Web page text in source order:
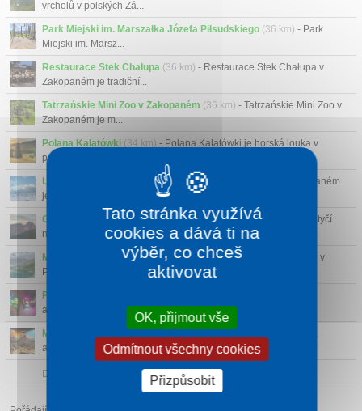
vrcholů v polských Zá...
Park Miejski im. Marszałka Józefa Piłsudskiego (36 km) - Park
Miejski im. Marsz...
Restaurace Stek Chałupa (36 km) - Restaurace Stek Chałupa v
Zakopaném je tradiční...
Tatrzańskie Mini Zoo v Zakopaném (36 km) - Tatrzańskie Mini Zoo v
Zakopaném je m...
Polana Kalatówki (34 km) - Polana Kalatówki je horská louka v
polských Tatrách ne...
Lyžařský areál Ugory (39 km)
- Lyžařský areál Ugory v Zakopaném
je menší a kli...
Giewont (32 km)- Giewont je hora v polských Tatrách, která se tyčí
nad městem Zak...
Morskie Oko (35 km)- Nejslavnější horské jezero Morskie Oko v
Polsku vypadá jako ...
Podvodní Svět Zakopane
atmosférické akvárium sc...
Městečko myší
atrakce plná miniatu...
Další atrakce v okolí
Tato stránka využívá
cookies a dává ti na
výběr, co chceš
aktivovat
OK, přijmout vše
Odmítnout všechny cookies
Přizpůsobit